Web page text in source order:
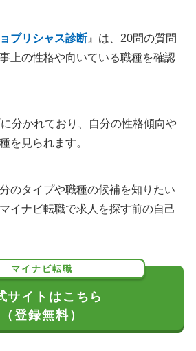
ブリシャス診断』は、20問の質問
上の性格や向いている職種を確認
分かれており、自分の性格傾向や
を見られます。
のタイプや職種の候補を知りたい
イナビ転職で求人を探す前の自己
マイナビ転職
サイトはこちら
（登録無料）